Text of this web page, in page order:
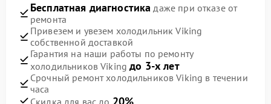
Бесплатная диагностика даже при отказе от
ремонта
Привезем и увезем холодильник Viking
собственной доставкой
Гарантия на наши работы по ремонту
холодильников Vikingдо 3-х лет
Срочный ремонт холодильников Viking в течении
часа
Скидка для вас до